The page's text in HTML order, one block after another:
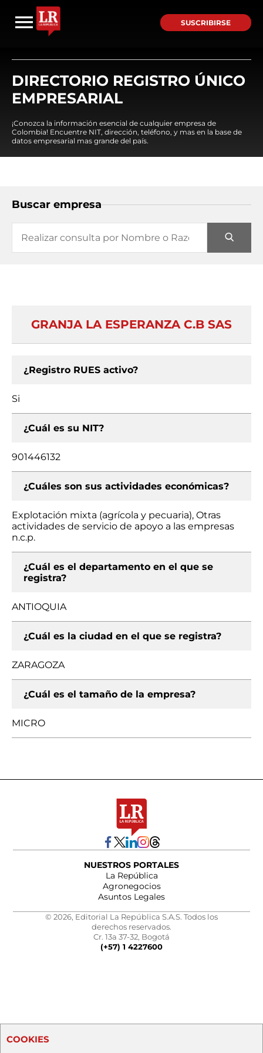
SUSCRIBIRSE
DIRECTORIO REGISTRO ÚNICO
EMPRESARIAL
¡Conozca la información esencial de cualquier empresa de
Colombia! Encuentre NIT, dirección, teléfono, y mas en la base de
datos empresarial mas grande del país.
Buscar empresa
GRANJA LA ESPERANZA C.B SAS
¿Registro RUES activo?
Si
¿Cuál es su NIT?
901446132
¿Cuáles son sus actividades económicas?
Explotación mixta (agrícola y pecuaria), Otras
actividades de servicio de apoyo a las empresas
n.c.p.
¿Cuál es el departamento en el que se
registra?
ANTIOQUIA
¿Cuál es la ciudad en el que se registra?
ZARAGOZA
¿Cuál es el tamaño de la empresa?
MICRO
NUESTROS PORTALES
La República
Agronegocios
Asuntos Legales
© 2026, Editorial La República S.A.S. Todos los
derechos reservados.
Cr. 13a 37-32, Bogotá
(+57) 1 4227600
COOKIES